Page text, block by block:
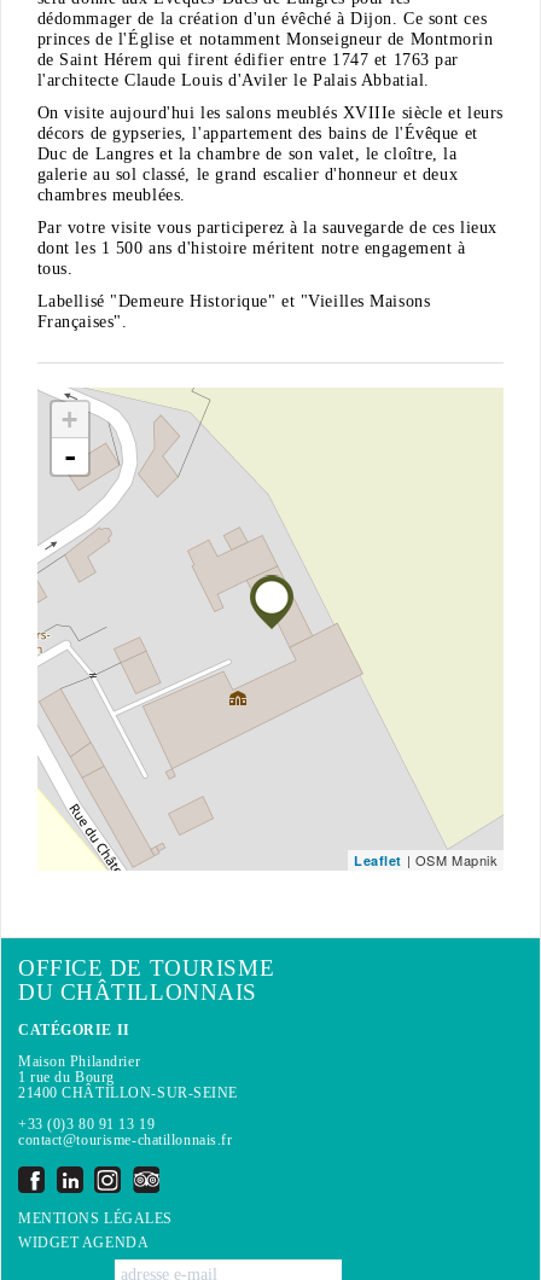
dédommager de la création d'un évêché à Dijon. Ce sont ces
princes de l'Église et notamment Monseigneur de Montmorin
de Saint Hérem qui firent édifier entre 1747 et 1763 par
l'architecte Claude Louis d'Aviler le Palais Abbatial.
On visite aujourd'hui les salons meublés XVIIIe siècle et leurs
décors de gypseries, l'appartement des bains de l'Évêque et
Duc de Langres et la chambre de son valet, le cloître, la
galerie au sol classé, le grand escalier d'honneur et deux
chambres meublées.
Par votre visite vous participerez à la sauvegarde de ces lieux
dont les 1 500 ans d'histoire méritent notre engagement à
tous.
Labellisé "Demeure Historique" et "Vieilles Maisons
Françaises".
+
-
Leaflet | OSM Mapnik
OFFICE DE TOURISME
DU CHÂTILLONNAIS
CATÉGORIE II
Maison Philandrier
1 rue du Bourg
21400 CHÂTILLON-SUR-SEINE
+33 (0)3 80 91 13 19
contact@tourisme-chatillonnais.fr
MENTIONS LÉGALES
WIDGET AGENDA